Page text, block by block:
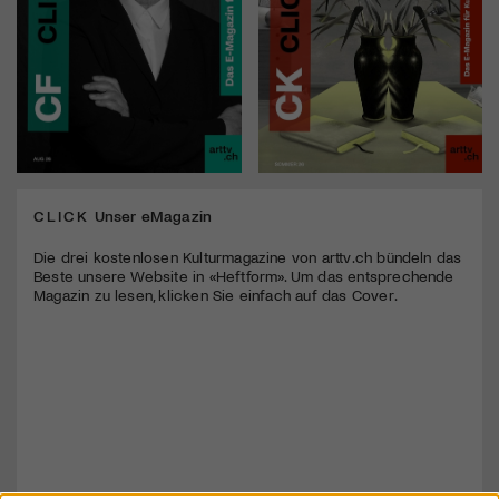
CLICK Unser eMagazin
Die drei kostenlosen Kulturmagazine von arttv.ch bündeln das
Beste unsere Website in «Heftform». Um das entsprechende
Magazin zu lesen, klicken Sie einfach auf das Cover.